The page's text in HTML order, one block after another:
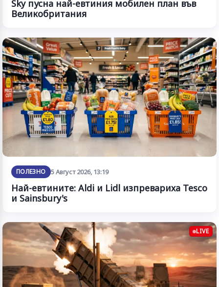
Sky пусна най-евтиния мобилен план във
Великобритания
ПОЛЕЗНО 5 Август 2026, 13:19
Най-евтините: Aldi и Lidl изпревариха Tesco
и Sainsbury's
LIVE